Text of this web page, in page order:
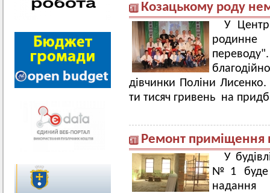
Козацькому роду
У
родинне
дівчинки Поліни
ти тисяч гривень на
Ремонт приміщення
У
№1 буде